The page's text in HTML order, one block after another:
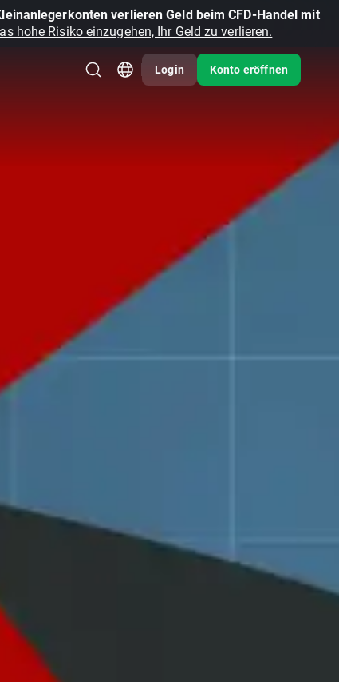
verlieren Geld beim CFD-Handel mit
hohe Risiko einzugehen, Ihr Geld zu verlieren.
Login Konto eröffnen